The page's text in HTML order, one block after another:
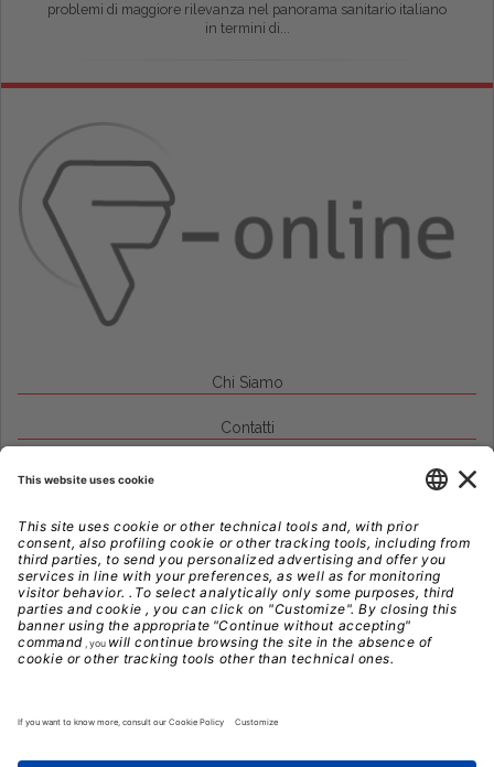
problemi di maggiore rilevanza nel panorama sanitario italiano
in termini di...
Chi Siamo
Contatti
Note Legali
Privacy
Gestione Cookie